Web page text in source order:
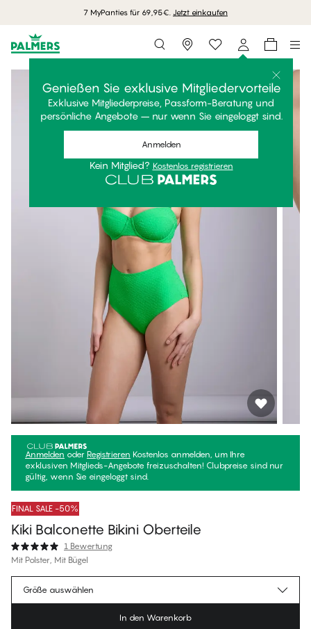
7 MyPanties für 69,95€. Jetzt einkaufen
Storefinder
Genießen Sie exklusive Mitgliedervorteile
Exklusive Mitgliederpreise, Passform-Beratung und
persönliche Angebote – nur wenn Sie eingeloggt sind.
Anmelden
Kein Mitglied? Kostenlos registrieren
Anmelden oder Registrieren Kostenlos anmelden, um Ihre
exklusiven Mitglieds-Angebote freizuschalten! Clubpreise sind nur
gültig, wenn Sie eingeloggt sind.
FINAL SALE -50%
Kiki Balconette Bikini Oberteile
1 Bewertung
Mit Polster, Mit Bügel
€65.95Regulärer Preis
Größe auswählen
In den Warenkorb